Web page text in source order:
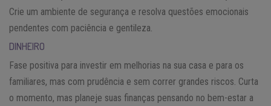
Crie um ambiente de segurança e resolva questões emocionais
pendentes com paciência e gentileza.
DINHEIRO
Fase positiva para investir em melhorias na sua casa e para os
familiares, mas com prudência e sem correr grandes riscos. Curta
o momento, mas planeje suas finanças pensando no bem-estar a